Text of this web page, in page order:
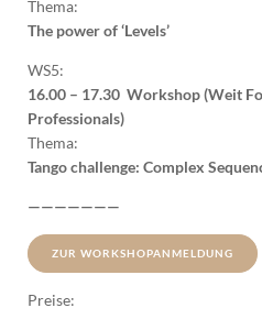
Thema:
The power of ‘Levels’
WS5:
16.00 – 17.30 Workshop (Weit
Professionals)
Thema:
Tango challenge: Complex
———————
ZUR WORKSHOPANMELDUNG
Preise: